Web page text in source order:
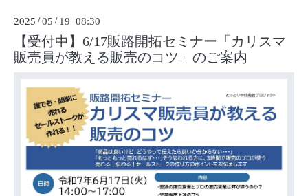
2025 /05 / 19 08:30
【受付中】6/17販路開拓セミナー「カリスマ
販売員が教える販売のコツ」のご案内